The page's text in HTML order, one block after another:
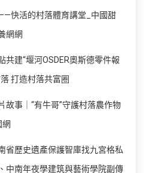
快活的村落體育講堂_中國甜
網網
共建“堰河OSDER奧斯德零件報
打造村落共富圈
故事｜“有牛哥”守護村落農作物
網
省歷史遺產保護智庫找九宮格私
中南年夜學建筑與藝術學院副傳